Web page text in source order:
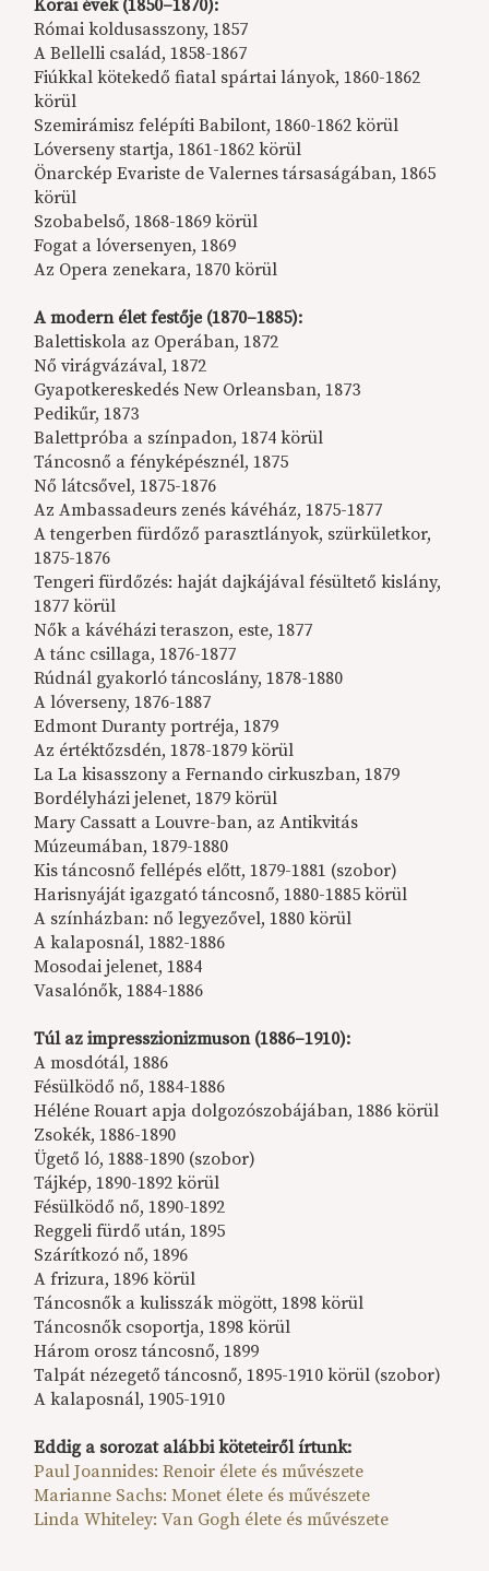
Korai évek (1850–1870):
Római koldusasszony, 1857
A Bellelli család, 1858-1867
Fiúkkal kötekedő fiatal spártai lányok, 1860-1862
körül
Szemirámisz felépíti Babilont, 1860-1862 körül
Lóverseny startja, 1861-1862 körül
Önarckép Evariste de Valernes társaságában, 1865
körül
Szobabelső, 1868-1869 körül
Fogat a lóversenyen, 1869
Az Opera zenekara, 1870 körül
A modern élet festője (1870–1885):
Balettiskola az Operában, 1872
Nő virágvázával, 1872
Gyapotkereskedés New Orleansban, 1873
Pedikűr, 1873
Balettpróba a színpadon, 1874 körül
Táncosnő a fényképésznél, 1875
Nő látcsővel, 1875-1876
Az Ambassadeurs zenés kávéház, 1875-1877
A tengerben fürdőző parasztlányok, szürkületkor,
1875-1876
Tengeri fürdőzés: haját dajkájával fésültető kislány,
1877 körül
Nők a kávéházi teraszon, este, 1877
A tánc csillaga, 1876-1877
Rúdnál gyakorló táncoslány, 1878-1880
A lóverseny, 1876-1887
Edmont Duranty portréja, 1879
Az értéktőzsdén, 1878-1879 körül
La La kisasszony a Fernando cirkuszban, 1879
Bordélyházi jelenet, 1879 körül
Mary Cassatt a Louvre-ban, az Antikvitás
Múzeumában, 1879-1880
Kis táncosnő fellépés előtt, 1879-1881 (szobor)
Harisnyáját igazgató táncosnő, 1880-1885 körül
A színházban: nő legyezővel, 1880 körül
A kalaposnál, 1882-1886
Mosodai jelenet, 1884
Vasalónők, 1884-1886
Túl az impresszionizmuson (1886–1910):
A mosdótál, 1886
Fésülködő nő, 1884-1886
Héléne Rouart apja dolgozószobájában, 1886 körül
Zsokék, 1886-1890
Ügető ló, 1888-1890 (szobor)
Tájkép, 1890-1892 körül
Fésülködő nő, 1890-1892
Reggeli fürdő után, 1895
Szárítkozó nő, 1896
A frizura, 1896 körül
Táncosnők a kulisszák mögött, 1898 körül
Táncosnők csoportja, 1898 körül
Három orosz táncosnő, 1899
Talpát nézegető táncosnő, 1895-1910 körül (szobor)
A kalaposnál, 1905-1910
Eddig a sorozat alábbi köteteiről írtunk:
Paul Joannides: Renoir élete és művészete
Marianne Sachs: Monet élete és művészete
Linda Whiteley: Van Gogh élete és művészete